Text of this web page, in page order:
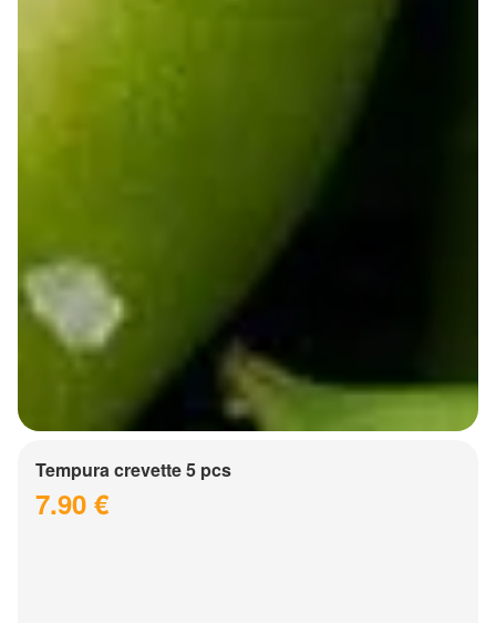
Tempura crevette 5 pcs
7.90 €